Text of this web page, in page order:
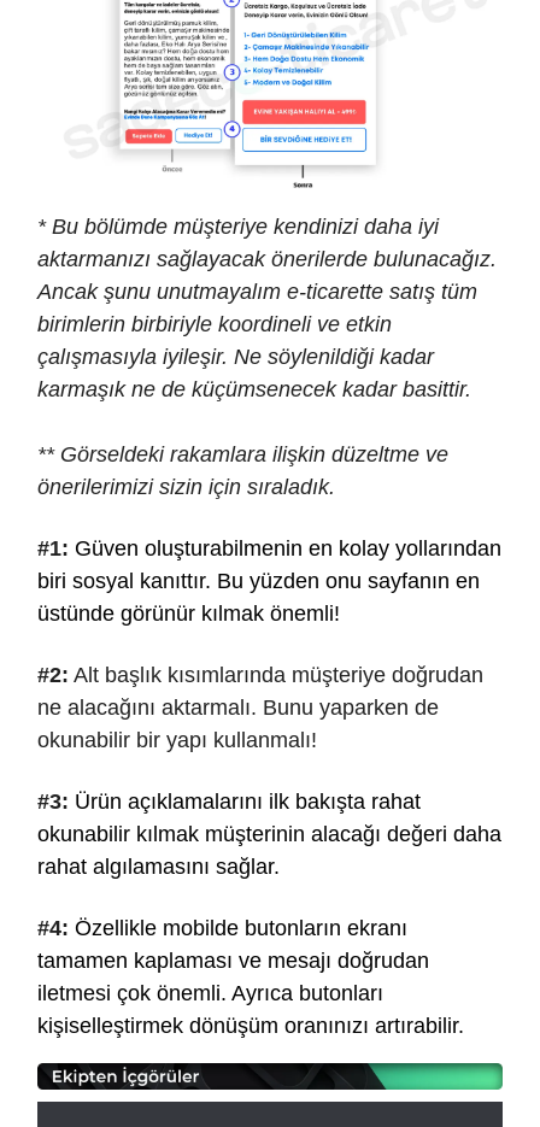
* Bu bölümde müşteriye kendinizi daha iyi
aktarmanızı sağlayacak önerilerde bulunacağız.
Ancak şunu unutmayalım e-ticarette satış tüm
birimlerin birbiriyle koordineli ve etkin
çalışmasıyla iyileşir. Ne söylenildiği kadar
karmaşık ne de küçümsenecek kadar basittir.
** Görseldeki rakamlara ilişkin düzeltme ve
önerilerimizi sizin için sıraladık.
#1: Güven oluşturabilmenin en kolay yollarından
biri sosyal kanıttır. Bu yüzden onu sayfanın en
üstünde görünür kılmak önemli!
#2: Alt başlık kısımlarında müşteriye doğrudan
ne alacağını aktarmalı. Bunu yaparken de
okunabilir bir yapı kullanmalı!
#3: Ürün açıklamalarını ilk bakışta rahat
okunabilir kılmak müşterinin alacağı değeri daha
rahat algılamasını sağlar.
#4: Özellikle mobilde butonların ekranı
tamamen kaplaması ve mesajı doğrudan
iletmesi çok önemli. Ayrıca butonları
kişiselleştirmek dönüşüm oranınızı artırabilir.